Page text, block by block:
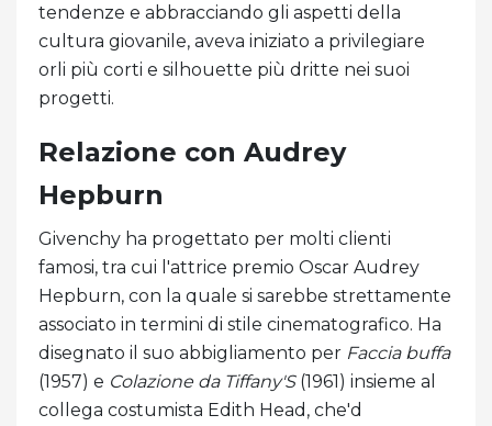
tendenze e abbracciando gli aspetti della
cultura giovanile, aveva iniziato a privilegiare
orli più corti e silhouette più dritte nei suoi
progetti.
Relazione con Audrey
Hepburn
Givenchy ha progettato per molti clienti
famosi, tra cui l'attrice premio Oscar Audrey
Hepburn, con la quale si sarebbe strettamente
associato in termini di stile cinematografico. Ha
disegnato il suo abbigliamento per Faccia buffa
(1957) e Colazione da Tiffany'S (1961) insieme al
collega costumista Edith Head, che'd